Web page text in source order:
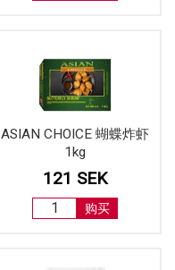
ASIAN CHOICE 蝴蝶炸虾
1kg
121 SEK
购买